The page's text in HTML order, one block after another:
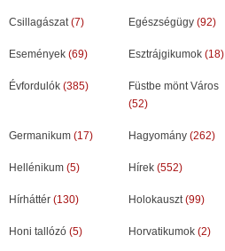
Csillagászat(7) Egészségügy (92)
Események (69) Esztrájgikumok (18)
Évfordulók (385)
Füstbe mönt Város
(52)
Germanikum (17) Hagyomány (262)
Hellénikum (5) Hírek (552)
Hírháttér (130) Holokauszt(99)
Honi tallózó (5) Horvatikumok (2)